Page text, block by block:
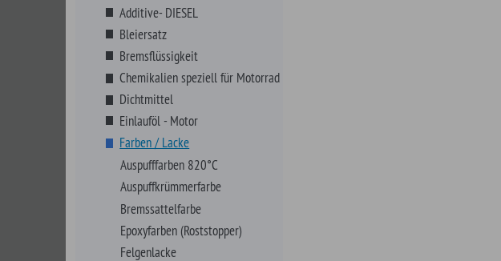
Epoxyfarben (Roststopper)
Felgenlacke
Kunststoff/Plastikfarben
Metal Tint
Motorfarben
Schrumpflacke Wrinkle Finish
Universallacke Quick Coat
Frostschutz, Enteiserset etc.
Kleber
Kühlerfrostschutz
Lagerfett,Schmiermittel
Lecksuchflüssigkeit- KAROSSERIE